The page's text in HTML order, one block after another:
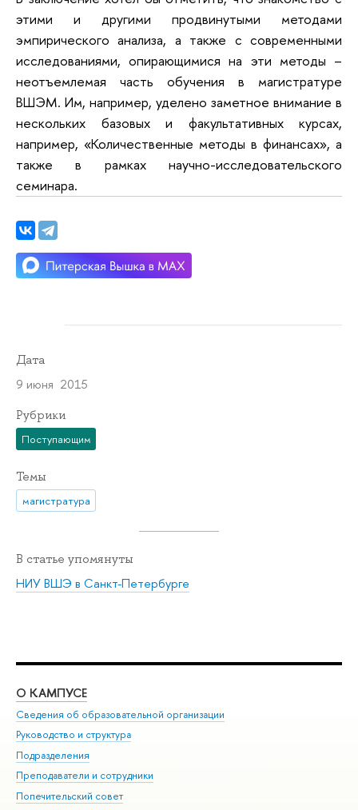
этими и другими продвинутыми методами
эмпирического анализа, а также с современными
исследованиями, опирающимися на эти методы –
неотъемлемая часть обучения в магистратуре
ВШЭМ. Им, например, уделено заметное внимание в
нескольких базовых и факультативных курсах,
например, «Количественные методы в финансах», а
также в рамках научно-исследовательского
семинара.
Дата
9 июня 2015
Рубрики
Поступающим
Темы
магистратура
В статье упомянуты
НИУ ВШЭ в Санкт-Петербурге
О КАМПУСЕ
Сведения об образовательной организации
Руководство и структура
Подразделения
Преподаватели и сотрудники
Попечительский совет